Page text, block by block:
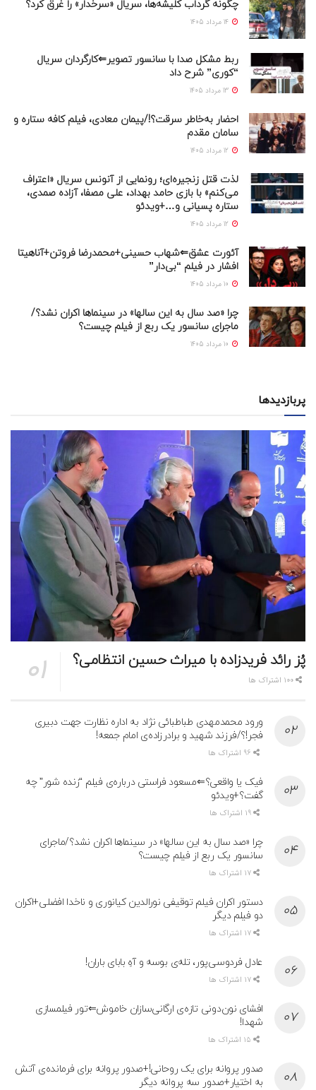
چگونه گرداب کلیشه‌ها، سریال «سرخدار» را غرق کرد؟
ربط مشکل صدا با سانسور تصویر⇐کارگردان سریال
“کوری” شرح داد
احضار به‌خاطر سرقت؟!/پیمان معادی، فیلم کافه ستاره و
سامان مقدم
لذت قتل زنجیره‌ای؛ رونمایی از آنونس سریال «اعتراف
می‌کنم» با بازی حامد بهداد، علی مصفا، آزاده صمدی،
ستاره پسیانی و…+ویدئو
آئورت عشق⇐شهاب حسینی+محمدرضا فروتن+آناهیتا
افشار در فیلم “بی‌دار”
چرا «صد سال به این سالها» در سینماها اکران نشد؟/
ماجرای سانسور یک ربع از فیلم چیست؟
پربازدیدها
پُز رائد فریدزاده با میراث حسین انتظامی؟
ورود محمدمهدی طباطبائی نژاد به اداره نظارت جهت دبیری
فجر!؟/فرزند شهید و برادرزاده‌ی امام جمعه!
فیک یا واقعی؟⇐مسعود فراستی درباره‌ی فیلم “زنده شور” چه
گفت؟+ویدئو
چرا «صد سال به این سالها» در سینماها اکران نشد؟/ماجرای
سانسور یک ربع از فیلم چیست؟
دستور اکران فیلم توقیفی نورالدین کیانوری و ناخدا افضلی+اکران
دو فیلم دیگر
عادل فردوسی‌پور، تله‌ی بوسه و آهِ بابای باران!
افشای نون‌دونی تازه‌ی ارگانی‌سازان خاموش⇐تور فیلمسازی
شهدا!
صدور پروانه برای یک روحانی!+صدور پروانه برای فرمانده‌ی آتش
به اختیار+صدور سه پروانه دیگر